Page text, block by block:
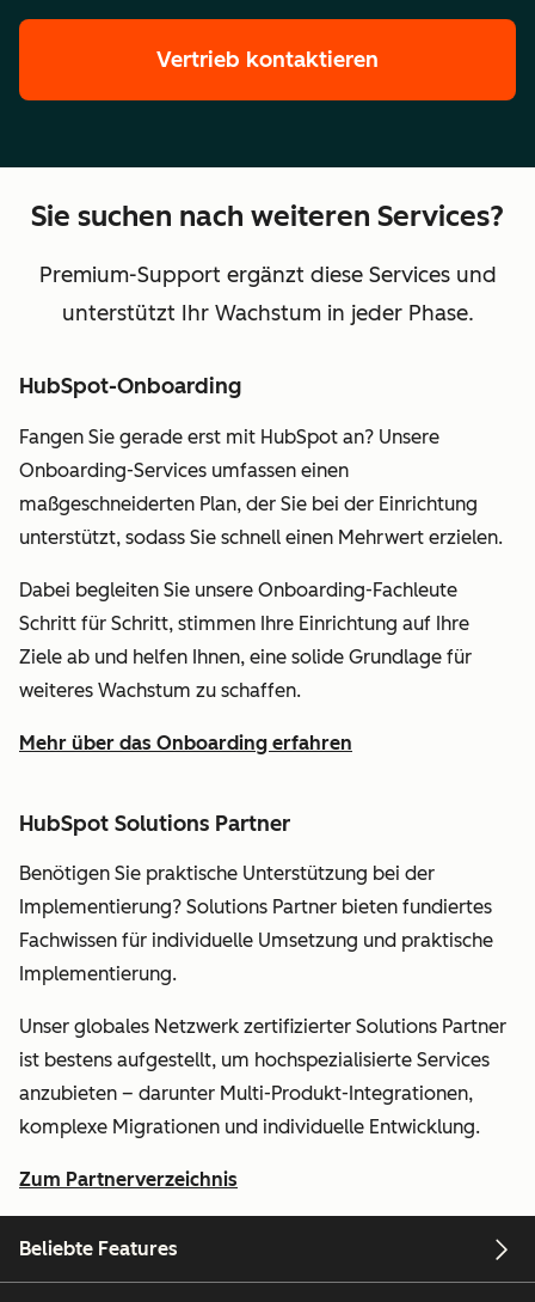
Vertrieb kontaktieren
Sie suchen nach weiteren Services?
Premium-Support ergänzt diese Services und
unterstützt Ihr Wachstum in jeder Phase.
HubSpot-Onboarding
Fangen Sie gerade erst mit HubSpot an? Unsere
Onboarding-Services umfassen einen
maßgeschneiderten Plan, der Sie bei der Einrichtung
unterstützt, sodass Sie schnell einen Mehrwert erzielen.
Dabei begleiten Sie unsere Onboarding-Fachleute
Schritt für Schritt, stimmen Ihre Einrichtung auf Ihre
Ziele ab und helfen Ihnen, eine solide Grundlage für
weiteres Wachstum zu schaffen.
Mehr über das Onboarding erfahren
HubSpot Solutions Partner
Benötigen Sie praktische Unterstützung bei der
Implementierung? Solutions Partner bieten fundiertes
Fachwissen für individuelle Umsetzung und praktische
Implementierung.
Unser globales Netzwerk zertifizierter Solutions Partner
ist bestens aufgestellt, um hochspezialisierte Services
anzubieten – darunter Multi-Produkt-Integrationen,
komplexe Migrationen und individuelle Entwicklung.
Zum Partnerverzeichnis
Beliebte Features